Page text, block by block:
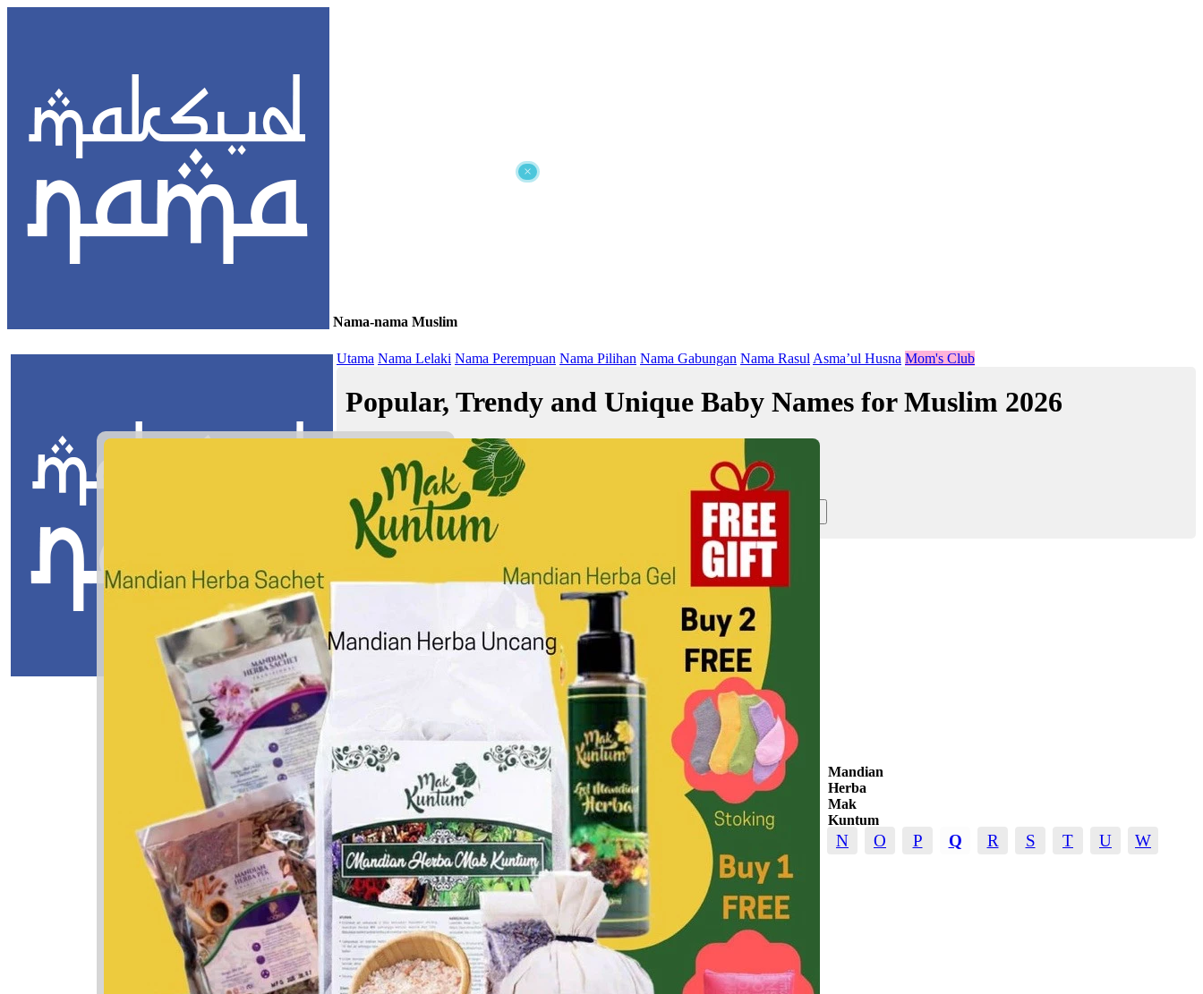
×
Mandian
Herba
Mak
Kuntum
Nama-nama Muslim
Utama Nama Lelaki Nama Perempuan Nama Pilihan Nama Gabungan Nama Rasul Asma’ul Husna Mom's Club
Popular, Trendy and Unique Baby Names for Muslim 2026
Boy names, girl names and unique baby names and their meaning.
Masukkan Nama:
A B C D E F G H N O P Q R S T U
W
Y
Z
Nama Perempuan
Qhadijah Saleha